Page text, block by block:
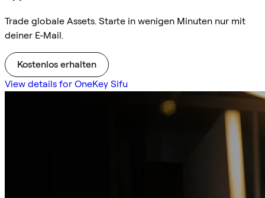
Trade globale Assets. Starte in wenigen Minuten nur mit
deiner E-Mail.
Kostenlos erhalten
View details for OneKey Sifu